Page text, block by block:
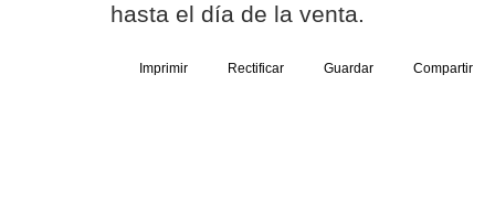
hasta el día de la venta.
Imprimir Rectificar Guardar Compartir